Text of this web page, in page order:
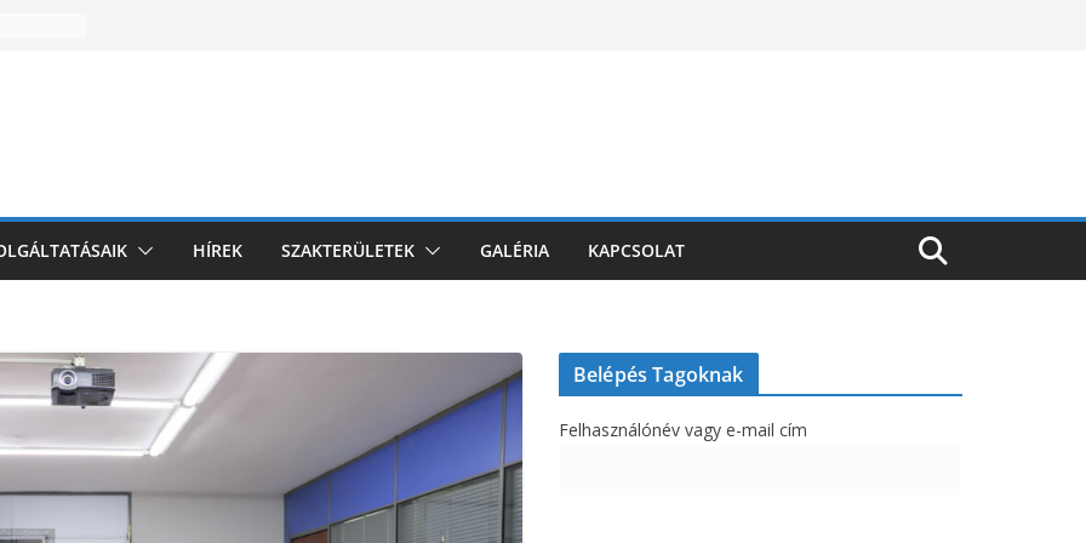
EU-
HÍREK SZAKTERÜLETEK GALÉRIA KAPCSOLAT
Belépés Tagoknak
Felhasználónév vagy e-mail cím